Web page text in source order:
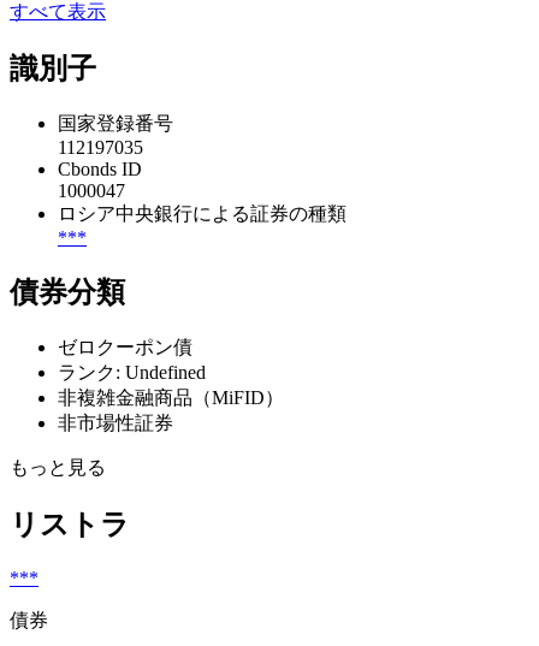
すべて表示
識別子
国家登録番号
112197035
Cbonds ID
1000047
ロシア中央銀行による証券の種類
***
債券分類
ゼロクーポン債
ランク: Undefined
非複雑金融商品（MiFID）
非市場性証券
もっと見る
リストラ
***
債券